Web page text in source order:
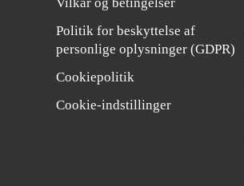
Politik for beskyttelse af
personlige oplysninger (GDPR)
Cookiepolitik
Cookie-indstillinger